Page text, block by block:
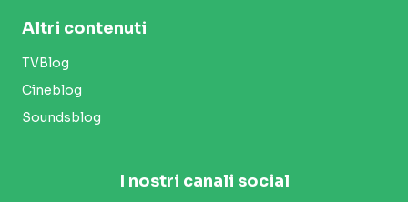
Altri contenuti
TVBlog
Cineblog
Soundsblog
I nostri canali social